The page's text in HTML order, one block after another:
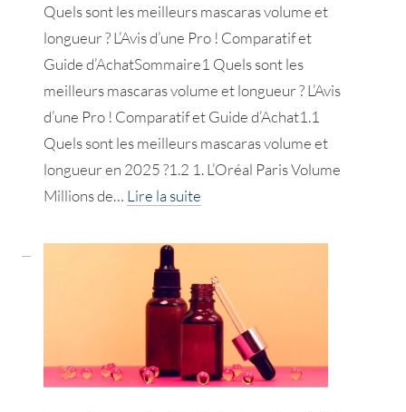
Quels sont les meilleurs mascaras volume et
longueur ? L’Avis d’une Pro ! Comparatif et
Guide d’AchatSommaire1 Quels sont les
meilleurs mascaras volume et longueur ? L’Avis
d’une Pro ! Comparatif et Guide d’Achat1.1
Quels sont les meilleurs mascaras volume et
longueur en 2025 ?1.2 1. L’Oréal Paris Volume
Millions de… Lire la suite
meilleurs
mascaras
volume
&
longueur
!